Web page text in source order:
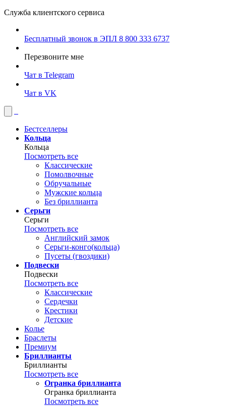
Служба клиентского сервиса
Бесплатный звонок в ЭПЛ 8 800 333 6737
Перезвоните мне
Чат в Telegram
Чат в VK
Бестселлеры
Кольца
Кольца
Посмотреть все
Классические
Помолвочные
Обручальные
Мужские кольца
Без бриллианта
Серьги
Серьги
Посмотреть все
Английский замок
Серьги-конго(кольца)
Пусеты (гвоздики)
Подвески
Подвески
Посмотреть все
Классические
Сердечки
Крестики
Детские
Колье
Браслеты
Премиум
Бриллианты
Бриллианты
Посмотреть все
Огранка бриллианта
Огранка бриллианта
Посмотреть все